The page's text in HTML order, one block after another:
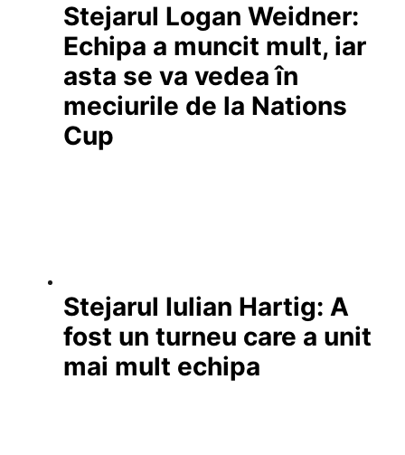
Stejarul Logan Weidner:
Echipa a muncit mult, iar
asta se va vedea în
meciurile de la Nations
Cup
Stejarul Iulian Hartig: A
fost un turneu care a unit
mai mult echipa